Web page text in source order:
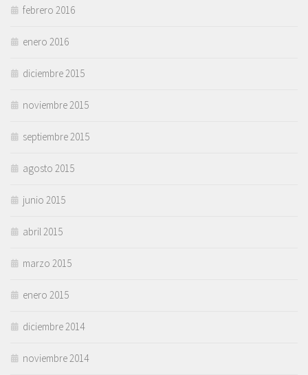
febrero 2016
enero 2016
diciembre 2015
noviembre 2015
septiembre 2015
agosto 2015
junio 2015
abril 2015
marzo 2015
enero 2015
diciembre 2014
noviembre 2014